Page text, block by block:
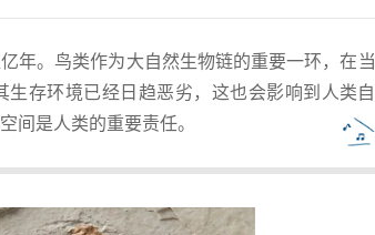
年。鸟类作为大自然生物链的重要一环，在当
存环境已经日趋恶劣，这也会影响到人类自
间是人类的重要责任。